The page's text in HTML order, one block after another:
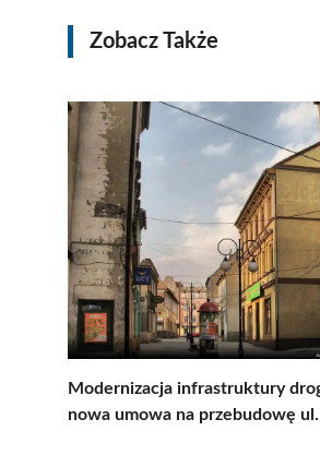
Zobacz Także
Modernizacja infrastruktury
nowa umowa na przebudowę